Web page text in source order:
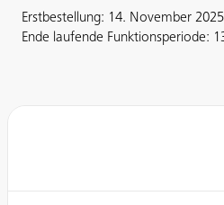
Erstbestellung: 14. November 2025
Ende laufende Funktionsperiode: